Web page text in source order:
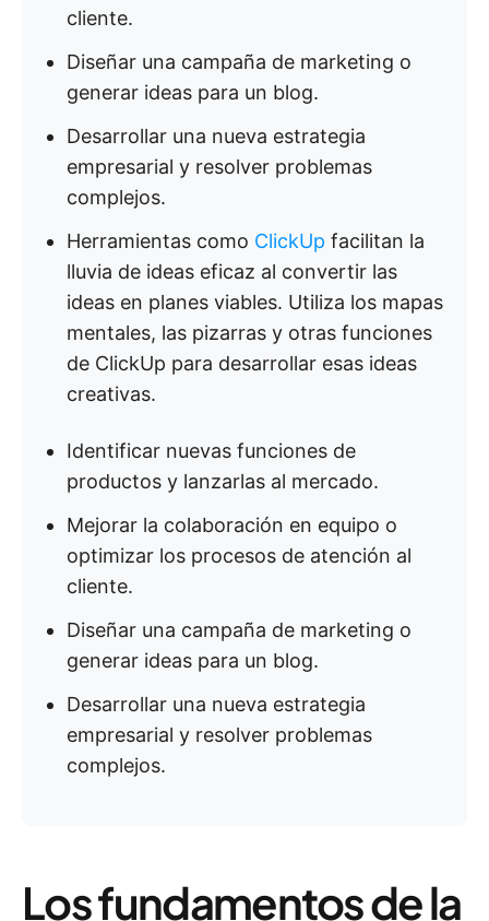
cliente.
Diseñar una campaña de marketing o
generar ideas para un blog.
Desarrollar una nueva estrategia
empresarial y resolver problemas
complejos.
Herramientas como ClickUp facilitan la
lluvia de ideas eficaz al convertir las
ideas en planes viables. Utiliza los mapas
mentales, las pizarras y otras funciones
de ClickUp para desarrollar esas ideas
creativas.
Identificar nuevas funciones de
productos y lanzarlas al mercado.
Mejorar la colaboración en equipo o
optimizar los procesos de atención al
cliente.
Diseñar una campaña de marketing o
generar ideas para un blog.
Desarrollar una nueva estrategia
empresarial y resolver problemas
complejos.
Los fundamentos de la